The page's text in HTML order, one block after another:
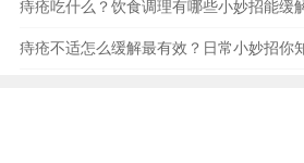
痔疮吃什么？饮食调理有哪些小妙招能缓
痔疮不适怎么缓解最有效？日常小妙招你